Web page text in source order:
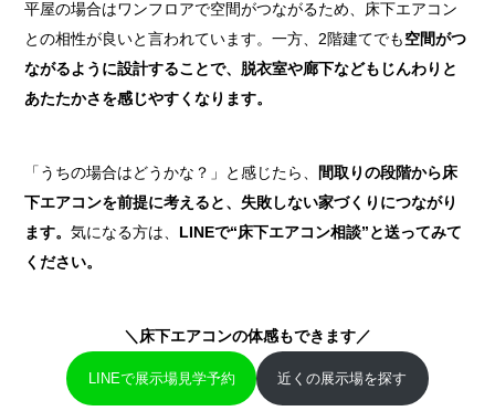
平屋の場合はワンフロアで空間がつながるため、床下エアコン
との相性が良いと言われています。一方、2階建てでも 空間がつ
ながるように設計することで、脱衣室や廊下などもじんわりと
あたたかさを感じやすくなります。
「うちの場合はどうかな？」と感じたら、
間取りの段階から床
下エアコンを前提に考えると、失敗しない家づくりにつながり
ます。気になる方は、
LINEで“床下エアコン相談”と送ってみて
ください。
＼床下エアコンの体感もできます／
LINEで展示場見学予約 近くの展示場を探す